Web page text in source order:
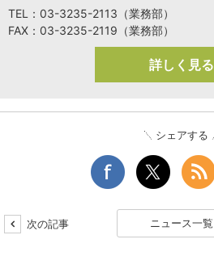
TEL：03-3235-2113（業務部）
FAX：03-3235-2119（業務部）
詳しく見る
シェアする
次の記事 ニュース一覧